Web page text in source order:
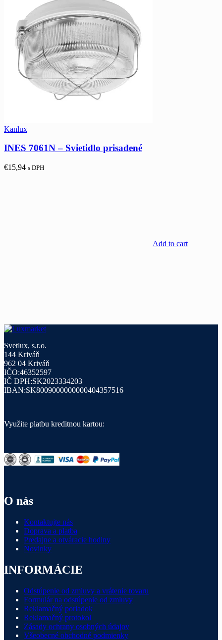
Kanlux
INES 7061N – Svietidlo prisadené
€15,94 s DPH
Add to cart
Svetlux, s.r.o.
144 Kriváň
962 04 Kriváň
IČO:46352597
IČ DPH:SK2023334203
IBAN:SK8009000000000404357516
Využite platbu kreditnou kartou:
O nás
Kontaktujte nás
Doprava a platba
Predajne a otváracie hodiny
Novinky
INFORMÁCIE
Odstúpenie od zmluvy a vrátenie tovaru
Formulár na odstúpenie od zmluvy
Reklamačný poriadok
Reklamačný protokol
Zásady ochrany osobných údajov
Všeobecné obchodné podmienky